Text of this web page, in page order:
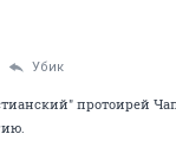
Убик
протоирей